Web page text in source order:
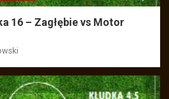
16 – Zagłębie vs Motor